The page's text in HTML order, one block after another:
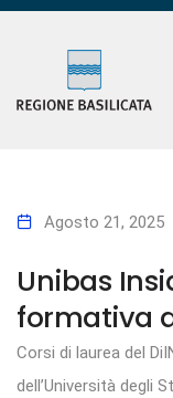
Agosto 21, 2025
Unibas
formativa
Corsi di laurea del
dell’Università degli